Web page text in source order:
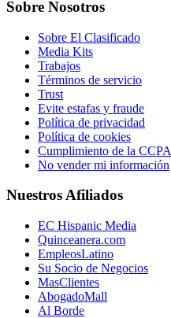
Sobre Nosotros
Sobre El Clasificado
Media Kits
Trabajos
Términos de servicio
Trust
Evite estafas y fraude
Política de privacidad
Política de cookies
Cumplimiento de la CCPA
No vender mi información
Nuestros Afiliados
EC Hispanic Media
Quinceanera.com
EmpleosLatino
Su Socio de Negocios
MasClientes
AbogadoMall
Al Borde